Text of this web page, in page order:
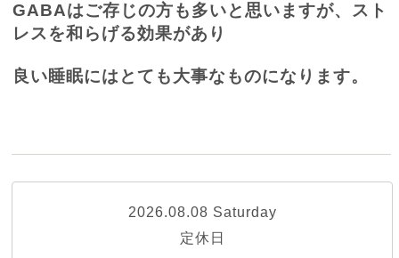
GABAはご存じの方も多いと思いますが、スト
レスを和らげる効果があり
良い睡眠にはとても大事なものになります。
2026.08.08 Saturday
定休日